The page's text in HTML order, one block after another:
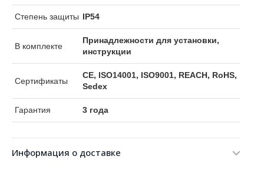
Степень защиты IP54
В комплекте
Принадлежности для установки,
инструкции
Сертификаты
CE, ISO14001, ISO9001, REACH, RoHS,
Sedex
Гарантия 3 года
Информация о доставке